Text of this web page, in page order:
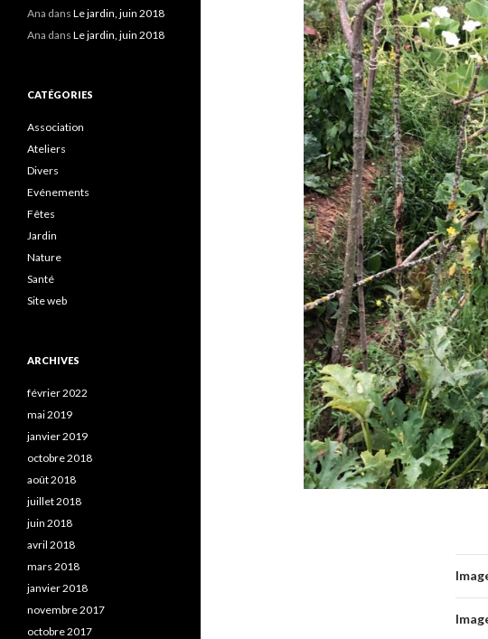
Ana dans Le jardin, juin 2018
Ana dans Le jardin, juin 2018
CATÉGORIES
Association
Ateliers
Divers
Evénements
Fêtes
Jardin
Nature
Santé
Site web
ARCHIVES
février 2022
mai 2019
janvier 2019
octobre 2018
août 2018
juillet 2018
juin 2018
avril 2018
mars 2018
janvier 2018
novembre 2017
octobre 2017